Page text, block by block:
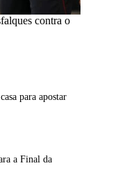
contra o
para apostar
a Final da